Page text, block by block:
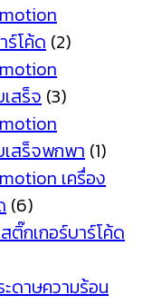
ร์โค้ด (2)
สร็จ (3)
เสร็จพกพา (1)
เครื่อง
(6)
ติ๊กเกอร์บาร์โค้ด
ะดาษความร้อน